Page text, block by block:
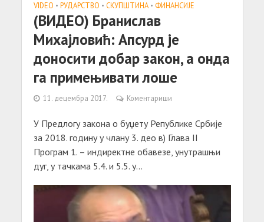
VIDEO • РУДАРСТВО • СКУПШТИНА • ФИНАНСИЈЕ
(ВИДЕО) Бранислав
Михајловић: Апсурд је
доносити добар закон, а онда
га примењивати лоше
11. децембра 2017. Коментариши
У Предлогу закона о буџету Републике Србије
за 2018. годину у члану 3. део в) Глава II
Програм 1. – индиректне обавезе, унутрашњи
дуг, у тачкама 5.4. и 5.5. у...